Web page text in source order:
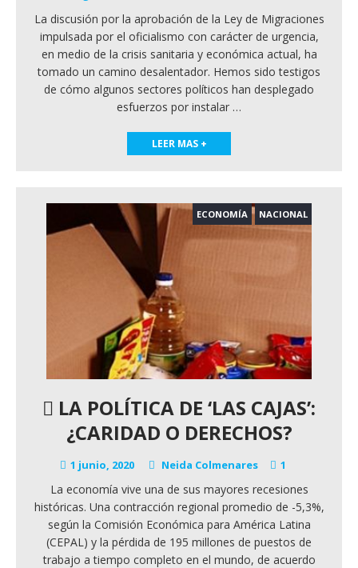
La discusión por la aprobación de la Ley de Migraciones
impulsada por el oficialismo con carácter de urgencia,
en medio de la crisis sanitaria y económica actual, ha
tomado un camino desalentador. Hemos sido testigos
de cómo algunos sectores políticos han desplegado
esfuerzos por instalar …
LEER MAS +
ECONOMÍA NACIONAL
LA POLÍTICA DE ‘LAS CAJAS’:
¿CARIDAD O DERECHOS?
1 junio, 2020 Neida Colmenares 1
La economía vive una de sus mayores recesiones
históricas. Una contracción regional promedio de -5,3%,
según la Comisión Económica para América Latina
(CEPAL) y la pérdida de 195 millones de puestos de
trabajo a tiempo completo en el mundo, de acuerdo